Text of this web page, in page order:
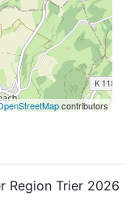
contributors
Region Trier 2026